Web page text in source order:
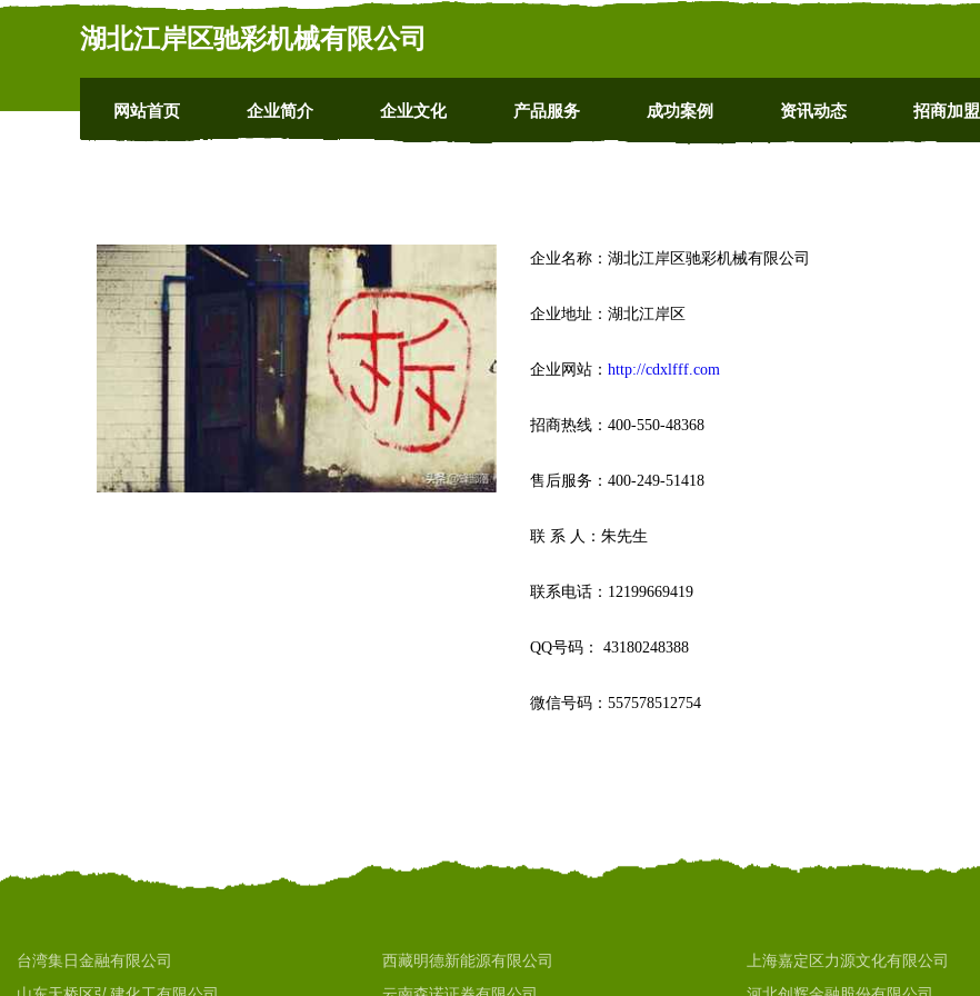
湖北江岸区驰彩机械有限公司
网站首页 企业简介 企业文化 产品服务 成功案例 资讯动态 招商加盟
企业名称：湖北江岸区驰彩机械有限公司
企业地址：湖北江岸区
企业网站： http://cdxlfff.com
招商热线：400-550-48368
售后服务：400-249-51418
联 系 人：朱先生
联系电话：12199669419
QQ号码： 43180248388
微信号码：557578512754
台湾集日金融有限公司 西藏明德新能源有限公司 上海嘉定区力源文化有限公司